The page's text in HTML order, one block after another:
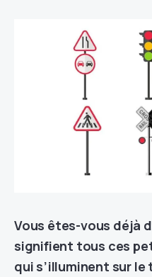
Vous êtes-vous déjà
signifient tous ces
qui s’illuminent sur